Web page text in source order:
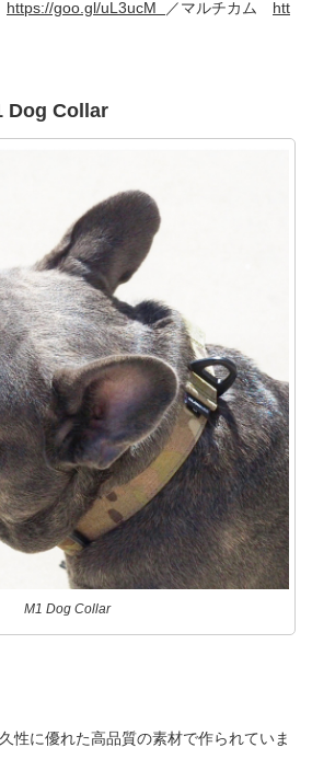
https://goo.gl/uL3ucM ／マルチカム htt
Dog Collar
M1 Dog Collar
性に優れた高品質の素材で作られていま